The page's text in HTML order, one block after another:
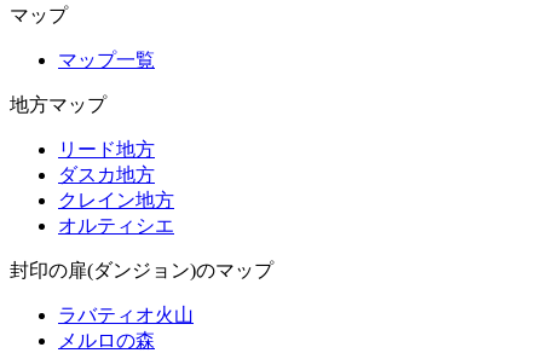
マップ
マップ一覧
地方マップ
リード地方
ダスカ地方
クレイン地方
オルティシエ
封印の扉(ダンジョン)のマップ
ラバティオ火山
メルロの森